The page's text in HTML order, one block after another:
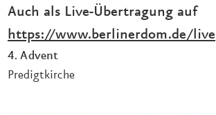
Auch als Live-Übertragung auf
https://www.berlinerdom.de/live
4. Advent
Predigtkirche